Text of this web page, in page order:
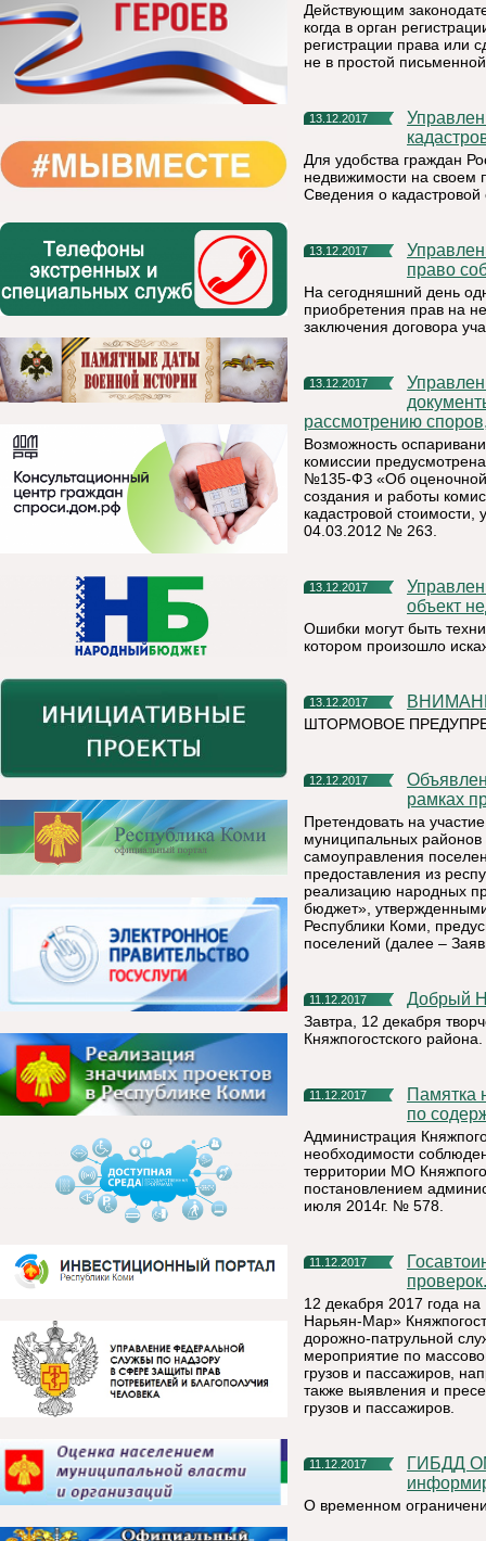
Действующим
когда в орган
регистрации права или
не в простой
13.12.2017
Управление Росреестра по Республике Коми: как узнать
Для удобства граждан
недвижимости на своем
Сведения о
13.12.2017
Управление Росреестра по Республике Коми: как оформить
право
На сегодняшний день
приобретения прав на
заключения договора
13.12.2017
Управление Росреестра по Республике Коми: какие
рассмотрению
Возможность
комиссии
№135-ФЗ «Об оценочной
создания и работы
кадастровой
04.03.2012 № 263.
13.12.2017
Управление Росреестра по Республике Коми: что делать, если
объект
Ошибки могут быть
котором произошло
13.12.2017
ШТОРМОВОЕ
12.12.2017
Объявление о проведении отбора народных проектов в
рамках
Претендовать на
муниципальных районов
самоуправления
предоставления из
реализацию народных
бюджет»,
Республики Коми,
поселений (далее –
11.12.2017 Добрый
Завтра, 12 декабря
Княжпогостского района.
11.12.2017
Памятка населению Княжпогостского муниципального района
по
Администрация
необходимости
территории МО
постановлением
июля 2014г. № 578.
11.12.2017
Госавтоинспекторы проверят водителей во время массовых
проверок.
12 декабря 2017 года
Нарьян-Мар»
дорожно-патрульной
мероприятие по
грузов и пассажиров,
также выявления и
грузов и пассажиров.
11.12.2017
ГИБДД ОМВД России по Княжпогостскому району
О временном